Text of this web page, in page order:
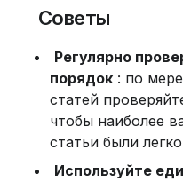
Советы
Регулярно
порядок : по
статей
чтобы наиболее
статьи были
Используйте